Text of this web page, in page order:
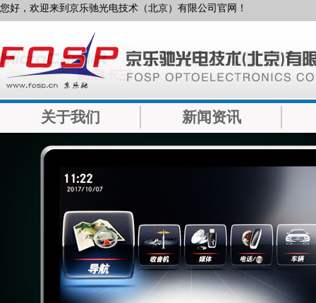
您好，欢迎来到京乐驰光电技术（北京）有限公司官网！
关于我们 新闻资讯